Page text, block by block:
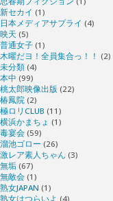
新セカイ (1)
日本メディアサプライ (4)
映天 (5)
普通女子 (1)
木曜だヨ！全員集合っ！！ (2)
未分類 (4)
本中 (99)
桃太郎映像出版 (22)
椿鳳院 (2)
極ロリCLUB (11)
横浜かまちょ (1)
毒宴会 (59)
溜池ゴロー (26)
激レア素人ちゃん (3)
無垢 (67)
無敵会 (1)
熟女JAPAN (1)
熟女はつらいよ (4)